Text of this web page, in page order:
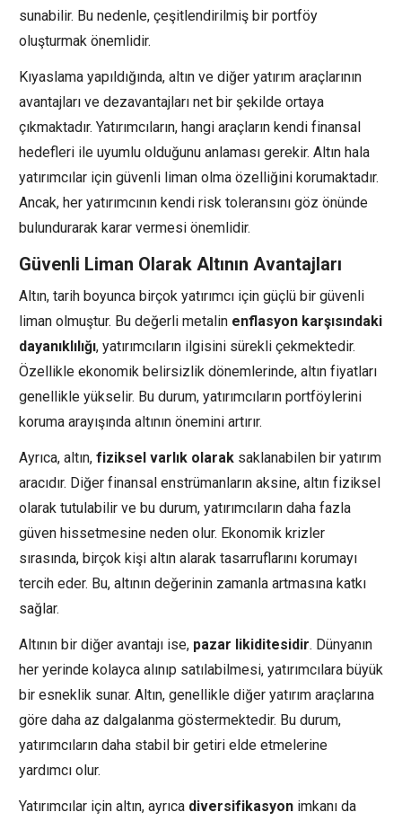
sunabilir. Bu nedenle, çeşitlendirilmiş bir portföy
oluşturmak önemlidir.
Kıyaslama yapıldığında, altın ve diğer yatırım araçlarının
avantajları ve dezavantajları net bir şekilde ortaya
çıkmaktadır. Yatırımcıların, hangi araçların kendi finansal
hedefleri ile uyumlu olduğunu anlaması gerekir. Altın hala
yatırımcılar için güvenli liman olma özelliğini korumaktadır.
Ancak, her yatırımcının kendi risk toleransını göz önünde
bulundurarak karar vermesi önemlidir.
Güvenli Liman Olarak Altının Avantajları
Altın, tarih boyunca birçok yatırımcı için güçlü bir güvenli
liman olmuştur. Bu değerli metalin enflasyon karşısındaki
dayanıklılığı, yatırımcıların ilgisini sürekli çekmektedir.
Özellikle ekonomik belirsizlik dönemlerinde, altın fiyatları
genellikle yükselir. Bu durum, yatırımcıların portföylerini
koruma arayışında altının önemini artırır.
Ayrıca, altın, fiziksel varlık olarak saklanabilen bir yatırım
aracıdır. Diğer finansal enstrümanların aksine, altın fiziksel
olarak tutulabilir ve bu durum, yatırımcıların daha fazla
güven hissetmesine neden olur. Ekonomik krizler
sırasında, birçok kişi altın alarak tasarruflarını korumayı
tercih eder. Bu, altının değerinin zamanla artmasına katkı
sağlar.
Altının bir diğer avantajı ise, pazar likiditesidir. Dünyanın
her yerinde kolayca alınıp satılabilmesi, yatırımcılara büyük
bir esneklik sunar. Altın, genellikle diğer yatırım araçlarına
göre daha az dalgalanma göstermektedir. Bu durum,
yatırımcıların daha stabil bir getiri elde etmelerine
yardımcı olur.
Yatırımcılar için altın, ayrıca diversifikasyon imkanı da